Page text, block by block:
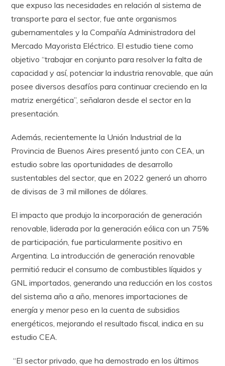
que expuso las necesidades en relación al sistema de
transporte para el sector, fue ante organismos
gubernamentales y la Compañía Administradora del
Mercado Mayorista Eléctrico. El estudio tiene como
objetivo “trabajar en conjunto para resolver la falta de
capacidad y así, potenciar la industria renovable, que aún
posee diversos desafíos para continuar creciendo en la
matriz energética”, señalaron desde el sector en la
presentación.
Además, recientemente la Unión Industrial de la
Provincia de Buenos Aires presentó junto con CEA, un
estudio sobre las oportunidades de desarrollo
sustentables del sector, que en 2022 generó un ahorro
de divisas de 3 mil millones de dólares.
El impacto que produjo la incorporación de generación
renovable, liderada por la generación eólica con un 75%
de participación, fue particularmente positivo en
Argentina. La introducción de generación renovable
permitió reducir el consumo de combustibles líquidos y
GNL importados, generando una reducción en los costos
del sistema año a año, menores importaciones de
energía y menor peso en la cuenta de subsidios
energéticos, mejorando el resultado fiscal, indica en su
estudio CEA.
“El sector privado, que ha demostrado en los últimos